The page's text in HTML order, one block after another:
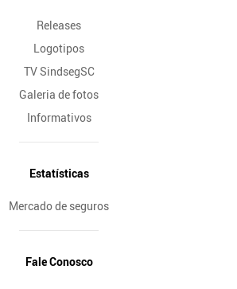
Releases
Logotipos
TV SindsegSC
Galeria de fotos
Informativos
Estatísticas
Mercado de seguros
Fale Conosco